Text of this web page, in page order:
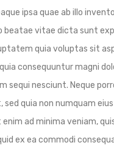
ipsa quae ab illo
vitae dicta sunt
quia voluptas sit
consequuntur magni
sequi nesciunt. Neque
quia non numquam
ad minima veniam,
ex ea commodi